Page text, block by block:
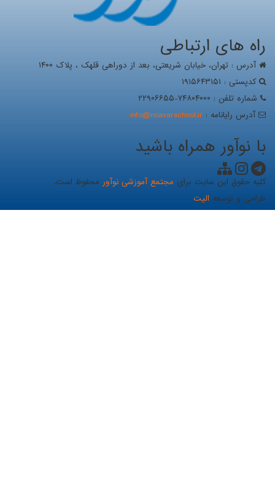
راه های ارتباطی
آدرس : تهران، خيابان شریعتی، بعد از دوراهی قلهک ، پلاک ۱۴۰۰
کدپستی : ۱۹۱۵۶۴۳۱۵۱
شماره تلفن : ۷۴۸۰۴۰۰۰-۲۲۹۰۶۶۵۵
آدرس رايانامه : info@noavarschool.ir
با نوآور همراه باشید
کلیه حقوق این سایت برای مجتمع آموزشی نوآور محفوظ است.
طراحی و توسعه الیت